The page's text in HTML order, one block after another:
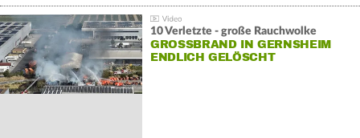
10 Verletzte - große Rauchwolke
GROSSBRAND IN GERNSHEIM E
NDLICH GELÖSCHT